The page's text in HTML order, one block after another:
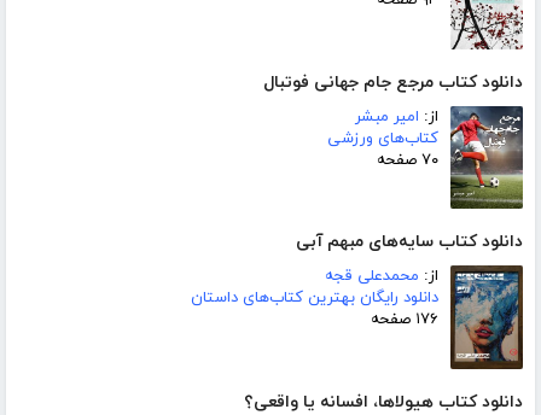
دانلود کتاب مرجع جام جهانی فوتبال
از: امیر مبشر
کتاب‌های ورزشی
۷۰ صفحه
دانلود کتاب سایه‌های مبهم آبی
از: محمدعلی قجه
دانلود رایگان بهترین کتاب‌های داستان
۱۷۶ صفحه
دانلود کتاب هیولاها، افسانه یا واقعی؟